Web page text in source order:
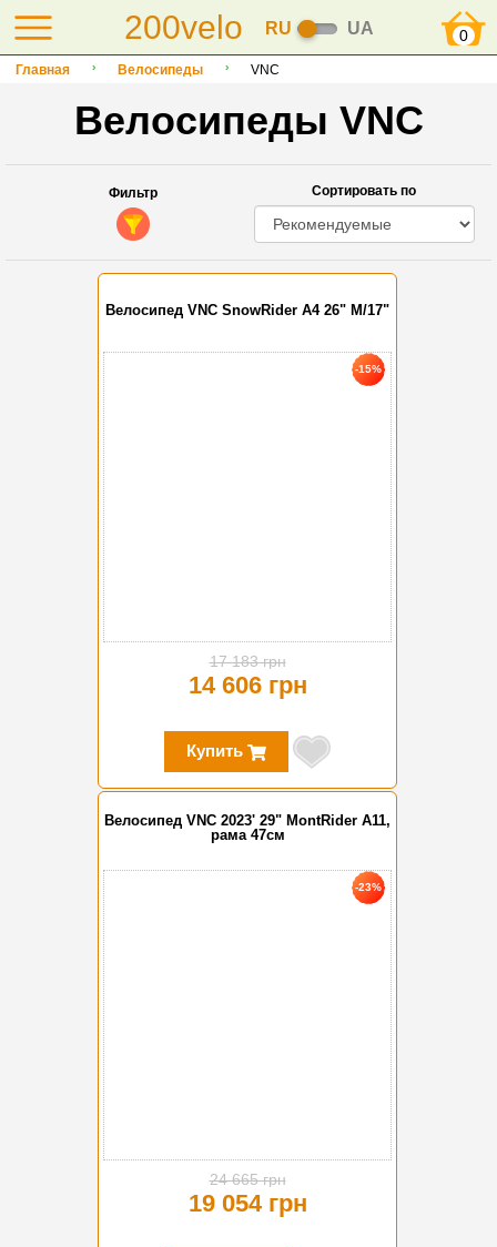
200velo RU UA 0
Главная Велосипеды VNC
Велосипеды VNC
Фильтр Сортировать по
Велосипед VNC SnowRider A4 26" M/17"
-15%
17 183 грн
14 606 грн
Купить
Велосипед VNC 2023' 29" MontRider A11,
рама 47см
-23%
24 665 грн
19 054 грн